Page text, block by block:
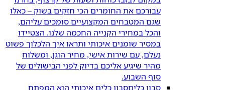
עבורכם את החומרים הכי חזקים בשוק – כאלו
שגם המטבחים המקצועיים סומכים עליהם,
והכל במחירי הקנייה החכמה שלנו. הצטיידו
במסיר שומנים איכותי ותראו איך הלכלוך פשוט
נעלם, עם שירות אישי, מחיר הוגן, ומשלוח
מהיר שיגיע אליכם בדיוק לפני הבישולים של
סוף השבוע.
סבון כליםסבון כלים איכותי הוא המפתח